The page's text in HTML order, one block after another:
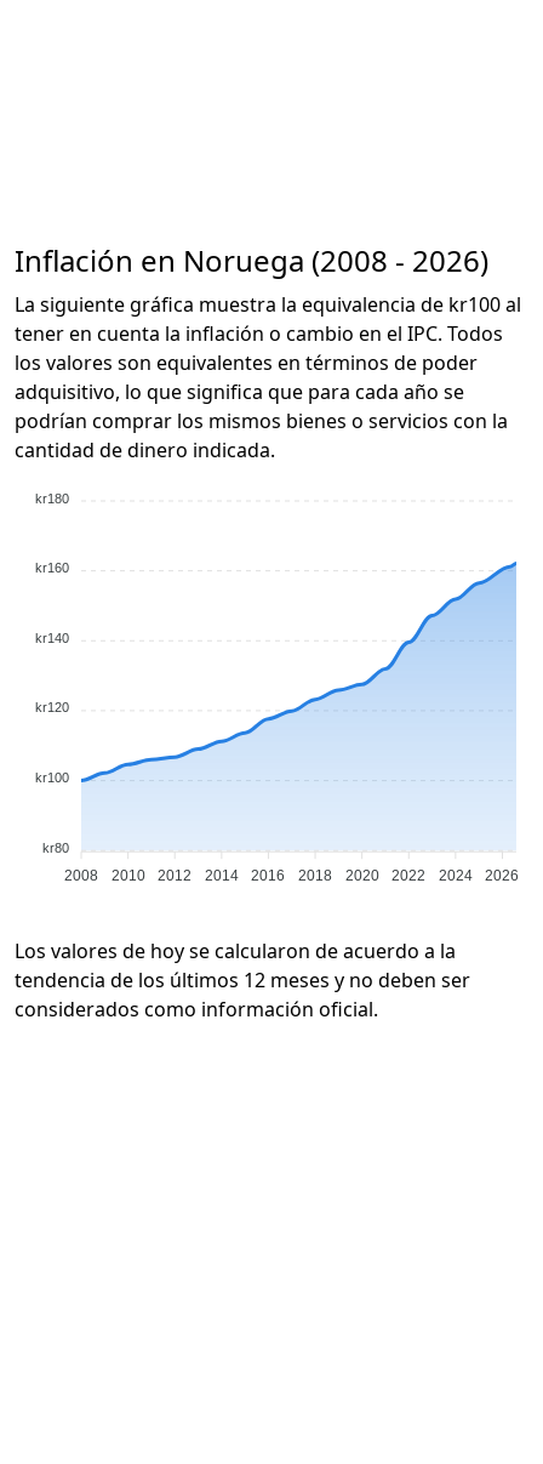
Inflación en Noruega (2008 - 2026)
La siguiente gráfica muestra la equivalencia de kr100 al
tener en cuenta la inflación o cambio en el IPC. Todos
los valores son equivalentes en términos de poder
adquisitivo, lo que significa que para cada año se
podrían comprar los mismos bienes o servicios con la
cantidad de dinero indicada.
kr180
kr160
kr140
kr120
kr100
kr80
2008 2010 2012 2014 2016 2018 2020 2022 2024 2026
Los valores de hoy se calcularon de acuerdo a la
tendencia de los últimos 12 meses y no deben ser
considerados como información oficial.